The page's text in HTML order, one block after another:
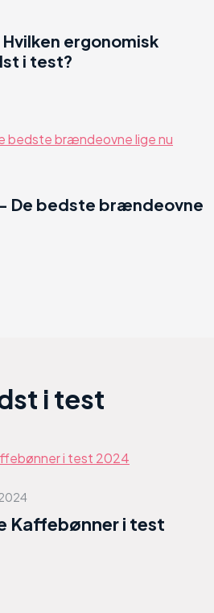
ergonomisk
i test?
De bedste brændeovne
i test
Kaffebønner i test